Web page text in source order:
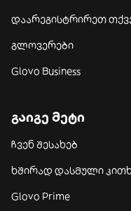
დაარეგისტრირეთ
გლოვერები
Glovo Business
გაიგე მეტი
ჩვენ შესახებ
ხშირად დასმული
Glovo Prime